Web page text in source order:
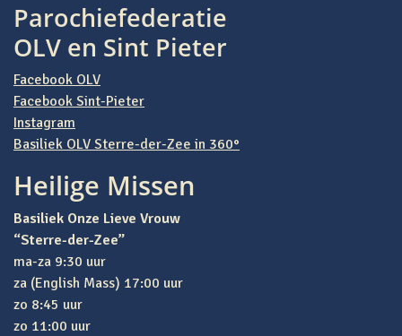
Parochiefederatie
OLV en Sint Pieter
Facebook OLV
Facebook Sint-Pieter
Instagram
Basiliek OLV Sterre-der-Zee in 360°
Heilige Missen
Basiliek Onze Lieve Vrouw
“Sterre-der-Zee”
ma-za 9:30 uur
za (English Mass) 17:00 uur
zo 8:45 uur
zo 11:00 uur